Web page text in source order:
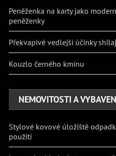
Peněženka na karty jako
peněženky
Překvapivé vedlejší účinky
Kouzlo černého kmínu
NEMOVITOSTI A
Stylové kovové úložiště
použití